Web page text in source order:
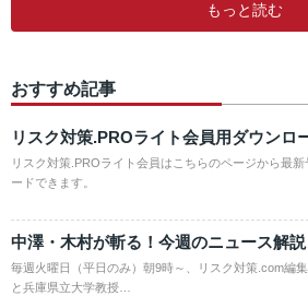
もっと読む
おすすめ記事
リスク対策.PROライト会員用ダウンロ
リスク対策.PROライト会員はこちらのページから最新
ードできます。
中澤・木村が斬る！今週のニュース解説
毎週火曜日（平日のみ）朝9時～、リスク対策.com編
と兵庫県立大学教授…